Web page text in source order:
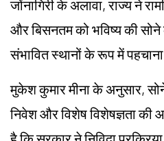
जोंनागिरी के अलावा, राज्य ने
और बिसनतम को भविष्य की
संभावित स्थानों के रूप में
मुकेश कुमार मीना के अनुसार, सोने
निवेश और विशेष विशेषज्ञता की